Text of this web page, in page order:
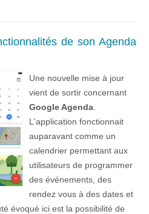
de son Agenda
Une nouvelle mise à jour
vient de sortir concernant
Google Agenda
L'application fonctionnait
auparavant comme un
calendrier permettant aux
utilisateurs de programmer
des événements, des
rendez vous à des dates et
évoqué ici est la possibilité de